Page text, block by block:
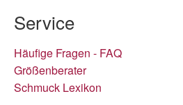
Service
Häufige Fragen - FAQ
Größenberater
Schmuck Lexikon